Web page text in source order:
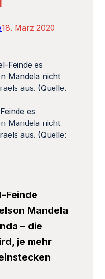
18. März 2020
es
Mandela nicht
aus. (Quelle:
Feinde
Mandela
– die
je mehr